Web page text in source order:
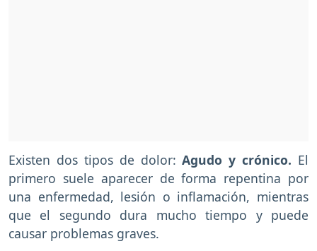
Existen dos tipos de dolor: Agudo y crónico. El
primero suele aparecer de forma repentina por
una enfermedad, lesión o inflamación, mientras
que el segundo dura mucho tiempo y puede
causar problemas graves.